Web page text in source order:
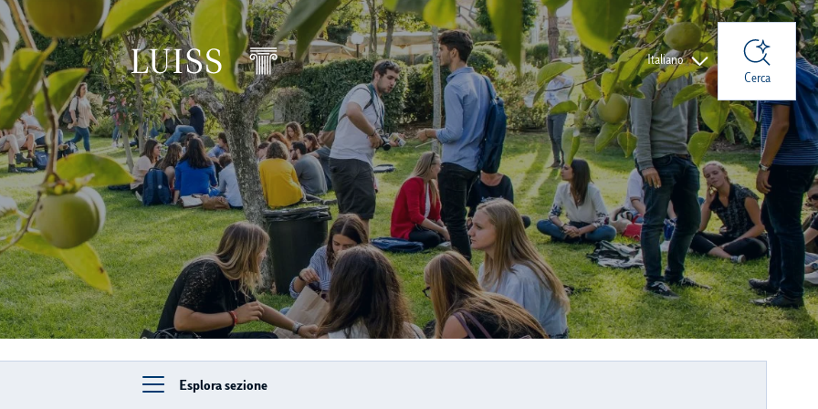
Cerca
Lingue
Italiano
levels
Esplora sezione